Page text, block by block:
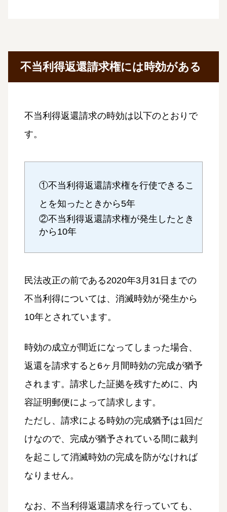
不当利得返還請求権には時効がある
不当利得返還請求の時効は以下のとおりで
す。
①不当利得返還請求権を行使できるこ
とを知ったときから5年
②不当利得返還請求権が発生したとき
から10年
民法改正の前である2020年3月31日までの
不当利得については、消滅時効が発生から
10年とされています。
時効の成立が間近になってしまった場合、
返還を請求すると6ヶ月間時効の完成が猶予
されます。請求した証拠を残すために、内
容証明郵便によって請求します。
ただし、請求による時効の完成猶予は1回だ
けなので、完成が猶予されている間に裁判
を起こして消滅時効の完成を防がなければ
なりません。
なお、不当利得返還請求を行っていても、